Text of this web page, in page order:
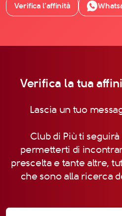
Verifica l’affinità
Verifica la tua
Lascia un tuo
Club di Più ti
permetterti di
prescelta e tante altre,
che sono alla ricerca